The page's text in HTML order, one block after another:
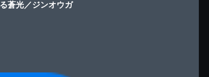
蒼光／ジンオウガ